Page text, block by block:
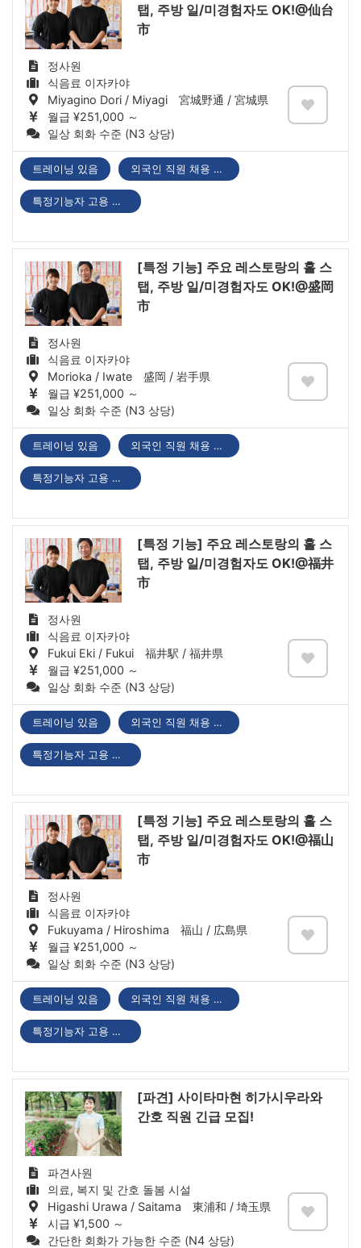
탭, 주방 일/미경험자도 OK!@仙台
市
정사원
식음료 이자카야
Miyagino Dori / Miyagi 宮城野通 / 宮城県
월급 ¥251,000 ～
일상 회화 수준 (N3 상당)
트레이닝 있음 외국인 직원 채용 실적 있음
특정기능자 고용 기업
[특정 기능] 주요 레스토랑의 홀 스
탭, 주방 일/미경험자도 OK!@盛岡
市
정사원
식음료 이자카야
Morioka / Iwate 盛岡 / 岩手県
월급 ¥251,000 ～
일상 회화 수준 (N3 상당)
트레이닝 있음 외국인 직원 채용 실적 있음
특정기능자 고용 기업
[특정 기능] 주요 레스토랑의 홀 스
탭, 주방 일/미경험자도 OK!@福井
市
정사원
식음료 이자카야
Fukui Eki / Fukui 福井駅 / 福井県
월급 ¥251,000 ～
일상 회화 수준 (N3 상당)
트레이닝 있음 외국인 직원 채용 실적 있음
특정기능자 고용 기업
[특정 기능] 주요 레스토랑의 홀 스
탭, 주방 일/미경험자도 OK!@福山
市
정사원
식음료 이자카야
Fukuyama / Hiroshima 福山 / 広島県
월급 ¥251,000 ～
일상 회화 수준 (N3 상당)
트레이닝 있음 외국인 직원 채용 실적 있음
특정기능자 고용 기업
[파견] 사이타마현 히가시우라와
간호 직원 긴급 모집!
파견사원
의료, 복지 및 간호 돌봄 시설
Higashi Urawa / Saitama 東浦和 / 埼玉県
시급 ¥1,500 ～
간단한 회화가 가능한 수준 (N4 상당)